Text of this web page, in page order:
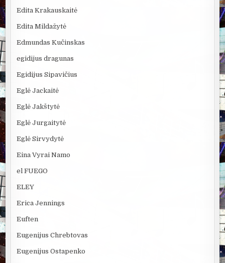
Edita Krakauskaitė
Edita Mildažytė
Edmundas Kučinskas
egidijus dragunas
Egidijus Sipavičius
Eglė Jackaitė
Eglė Jakštytė
Eglė Jurgaitytė
Eglė Sirvydytė
Eina Vyrai Namo
el FUEGO
ELEY
Erica Jennings
Euften
Eugenijus Chrebtovas
Eugenijus Ostapenko